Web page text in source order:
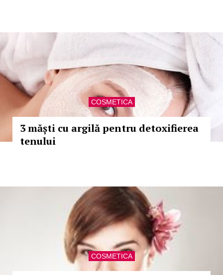
COSMETICA
3 măști cu argilă pentru detoxifierea
tenului
COSMETICA